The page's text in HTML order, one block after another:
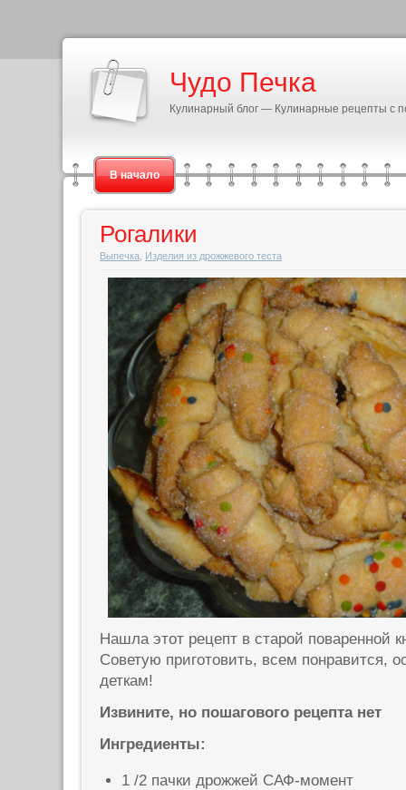
Чудо Печка
Кулинарный блог — Кулинарные рецепты с
В начало
Рогалики
Выпечка Изделия из дрожжевого теста
Нашла этот рецепт в старой поваренной
Советую приготовить, всем понравится,
деткам!
Извините, но пошагового рецепта нет
Ингредиенты:
1 /2 пачки дрожжей САФ-момент